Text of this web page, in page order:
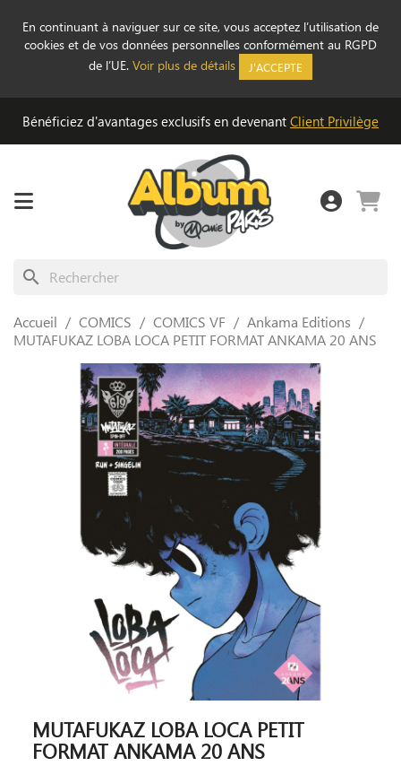
En continuant à naviguer sur ce site, vous acceptez l’utilisation de
cookies et de vos données personnelles conformément au RGPD
de l’UE. Voir plus de détails J'ACCEPTE
Bénéficiez d'avantages exclusifs en devenant Client Privilège
search
Accueil COMICS COMICS VF
Ankama Editions
MUTAFUKAZ LOBA LOCA PETIT FORMAT ANKAMA 20 ANS
MUTAFUKAZ LOBA LOCA PETIT
FORMAT ANKAMA 20 ANS